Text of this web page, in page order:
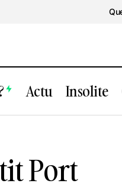
Actu Insolite
Port